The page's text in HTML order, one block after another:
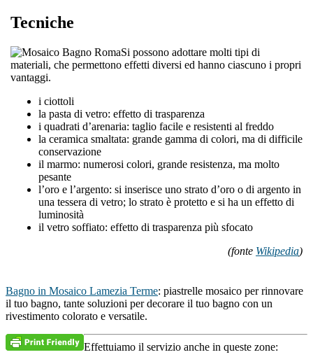
Tecniche
Si possono adottare molti tipi di
materiali, che permettono effetti diversi ed hanno ciascuno i propri
vantaggi.
i ciottoli
la pasta di vetro: effetto di trasparenza
i quadrati d’arenaria: taglio facile e resistenti al freddo
la ceramica smaltata: grande gamma di colori, ma di difficile
conservazione
il marmo: numerosi colori, grande resistenza, ma molto
pesante
l’oro e l’argento: si inserisce uno strato d’oro o di argento in
una tessera di vetro; lo strato è protetto e si ha un effetto di
luminosità
il vetro soffiato: effetto di trasparenza più sfocato
(fonte Wikipedia)
Bagno in Mosaico Lamezia Terme: piastrelle mosaico per rinnovare
il tuo bagno, tante soluzioni per decorare il tuo bagno con un
rivestimento colorato e versatile.
Effettuiamo il servizio anche in queste zone: